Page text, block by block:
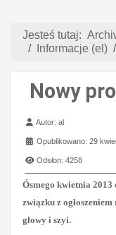
Jesteś tutaj:
Informacje (el)
Nowy
Szczegóły
Autor:al
Opublikowano: 29
Odsłon: 4258
Ósmego kwietnia 2013
związku z
głowy i szyi.